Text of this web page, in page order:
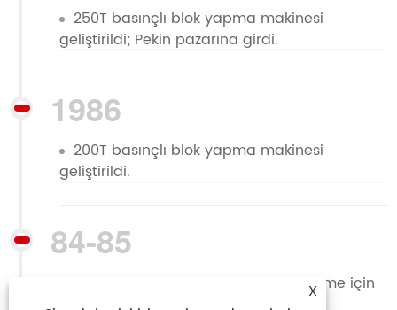
250T basınçlı blok yapma makinesi
geliştirildi; Pekin pazarına girdi.
1986
200T basınçlı blok yapma makinesi
geliştirildi.
84-85
Yağ beslemesi ve manuel kalıp sökme için
elektrikli tek eksenli dalgıç pompayı
X